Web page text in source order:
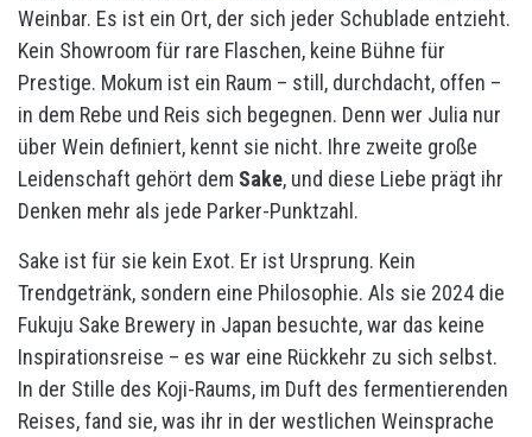
Weinbar. Es ist ein Ort, der sich jeder Schublade entzieht.
Kein Showroom für rare Flaschen, keine Bühne für
Prestige. Mokum ist ein Raum – still, durchdacht, offen –
in dem Rebe und Reis sich begegnen. Denn wer Julia nur
über Wein definiert, kennt sie nicht. Ihre zweite große
Leidenschaft gehört dem Sake, und diese Liebe prägt ihr
Denken mehr als jede Parker-Punktzahl.
Sake ist für sie kein Exot. Er ist Ursprung. Kein
Trendgetränk, sondern eine Philosophie. Als sie 2024 die
Fukuju Sake Brewery in Japan besuchte, war das keine
Inspirationsreise – es war eine Rückkehr zu sich selbst.
In der Stille des Koji-Raums, im Duft des fermentierenden
Reises, fand sie, was ihr in der westlichen Weinsprache